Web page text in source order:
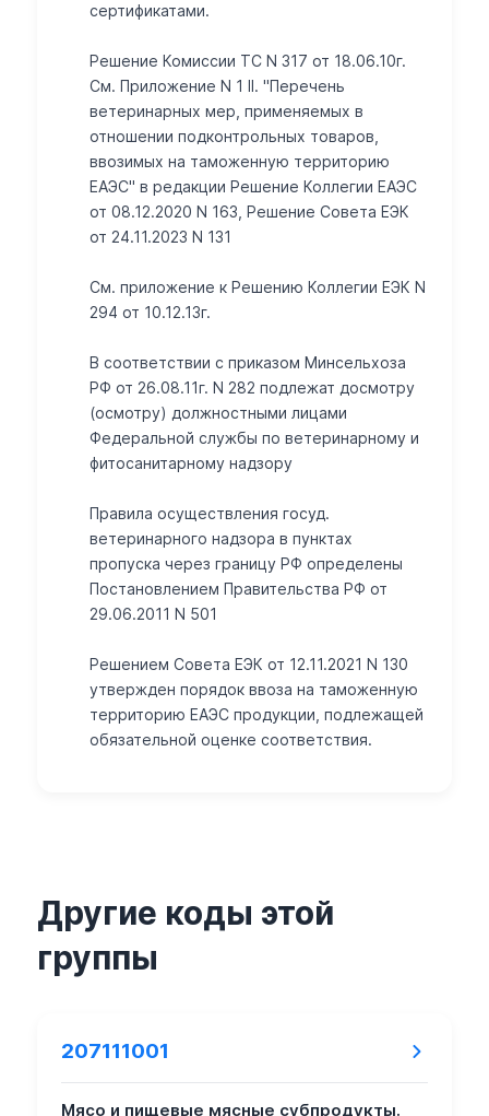
сертификатами.
Решение Комиссии ТС N 317 от 18.06.10г.
См. Приложение N 1 II. "Перечень
ветеринарных мер, применяемых в
отношении подконтрольных товаров,
ввозимых на таможенную территорию
ЕАЭС" в редакции Решение Коллегии ЕАЭС
от 08.12.2020 N 163, Решение Совета ЕЭК
от 24.11.2023 N 131
Cм. приложение к Решению Коллегии ЕЭК N
294 от 10.12.13г.
В соответствии с приказом Минсельхоза
РФ от 26.08.11г. N 282 подлежат досмотру
(осмотру) должностными лицами
Федеральной службы по ветеринарному и
фитосанитарному надзору
Правила осуществления госуд.
ветеринарного надзора в пунктах
пропуска через границу РФ определены
Постановлением Правительства РФ от
29.06.2011 N 501
Решением Совета ЕЭК от 12.11.2021 N 130
утвержден порядок ввоза на таможенную
территорию ЕАЭС продукции, подлежащей
обязательной оценке соответствия.
Другие коды этой
группы
207111001
Мясо и пищевые мясные субпродукты.